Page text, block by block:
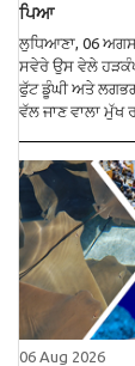
ਪਿਆ
ਲੁਧਿਆਣਾ, 06 ਅਗਸਤ (ਹਿੰ.ਸ.)| ਲੁਧਿਆਣਾ ਦੇ ਪੌਸ਼
ਸਵੇਰੇ ਉਸ ਵੇਲੇ
ਫੁੱਟ ਡੂੰਘੀ ਅਤੇ
ਵੱਲ ਜਾਣ ਵਾਲਾ ਮੁੱਖ
06 Aug 2026